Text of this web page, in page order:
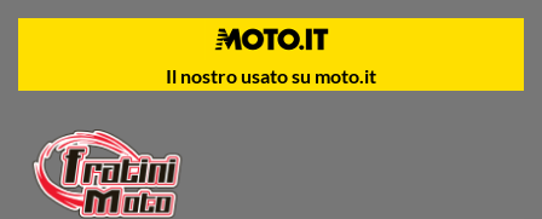
Il nostro usato su moto.it